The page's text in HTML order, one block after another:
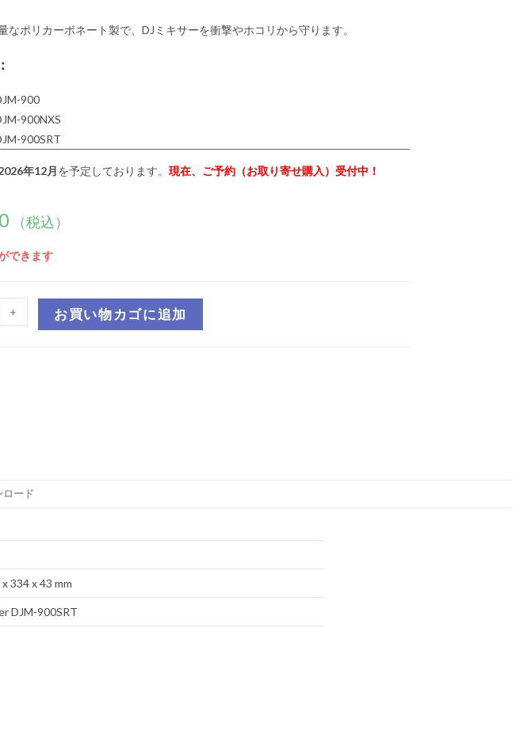
なポリカーボネート製で、DJミキサーを衝撃やホコリから守ります。
900
900NXS
900SRT
年12月を予定しております。 現在、ご予約（お取り寄せ購入）受付中！
（税込）
できます
+ お買い物カゴに追加
ロード
334 x 43 mm
DJM-900SRT